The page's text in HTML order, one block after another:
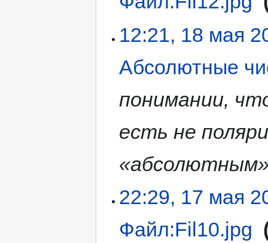
12:21, 18 мая
Абсолютные
понимании,
есть не
22:29, 17 мая
Файл:Fil10.jpg